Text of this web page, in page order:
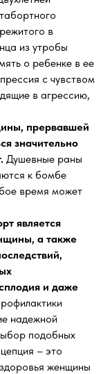
в
из утробы
о ребенке в ее
с чувством
в агрессию,
прервавшей
значительно
Душевные раны
к бомбе
время может
является
а также
и даже
надежной
подобных
– это
женщины